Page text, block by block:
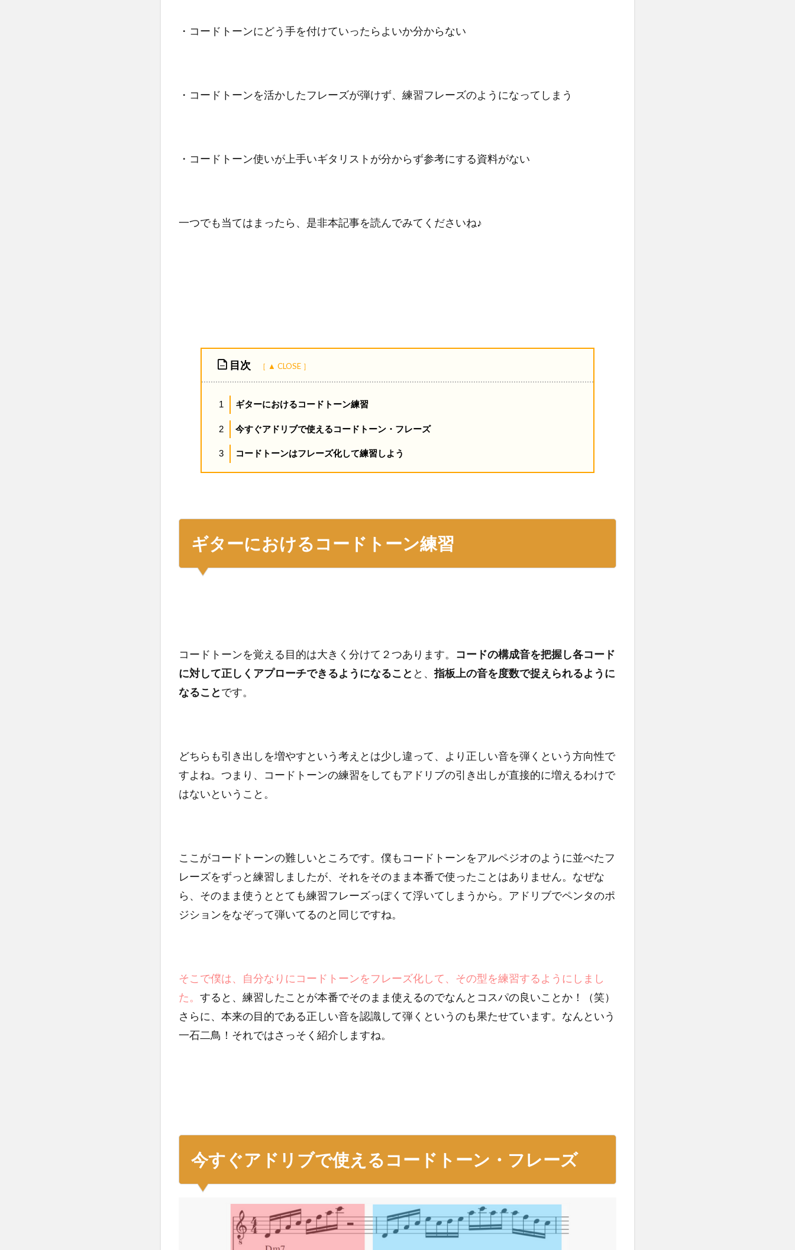
・コードトーンにどう手を付けていったらよいか分からない
・コードトーンを活かしたフレーズが弾けず、練習フレーズのようになってしまう
・コードトーン使いが上手いギタリストが分からず参考にする資料がない
一つでも当てはまったら、是非本記事を読んでみてくださいね♪
目次
1 ギターにおけるコードトーン練習
2 今すぐアドリブで使えるコードトーン・フレーズ
3 コードトーンはフレーズ化して練習しよう
ギターにおけるコードトーン練習
コードトーンを覚える目的は大きく分けて２つあります。 コードの構成音を把握し各コード
に対して正しくアプローチできるようになること と、指板上の音を度数で捉えられるように
なることです。
どちらも引き出しを増やすという考えとは少し違って、より正しい音を弾くという方向性で
すよね。つまり、コードトーンの練習をしてもアドリブの引き出しが直接的に増えるわけで
はないということ。
ここがコードトーンの難しいところです。僕もコードトーンをアルペジオのように並べたフ
レーズをずっと練習しましたが、それをそのまま本番で使ったことはありません。なぜな
ら、そのまま使うととても練習フレーズっぽくて浮いてしまうから。アドリブでペンタのポ
ジションをなぞって弾いてるのと同じですね。
そこで僕は、自分なりにコードトーンをフレーズ化して、その型を練習するようにしまし
た。 すると、練習したことが本番でそのまま使えるのでなんとコスパの良いことか！（笑）
さらに、本来の目的である正しい音を認識して弾くというのも果たせています。なんという
一石二鳥！それではさっそく紹介しますね。
今すぐアドリブで使えるコードトーン・フレーズ